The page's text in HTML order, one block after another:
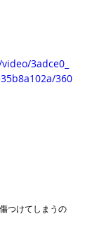
3adce0_
360
つけてしまうの